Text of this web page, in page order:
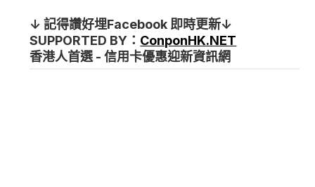
↓ 記得讚好埋Facebook 即時更新↓
SUPPORTED BY： ConponHK.NET
香港人首選 - 信用卡優惠迎新資訊網